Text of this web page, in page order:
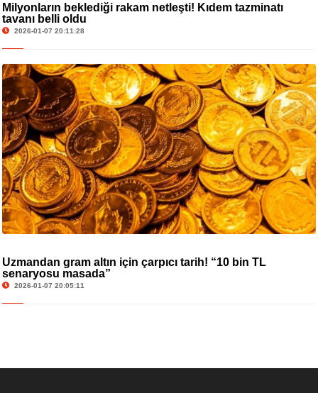
Milyonların beklediği rakam netleşti! Kıdem tazminatı
tavanı belli oldu
2026-01-07 20:11:28
Uzmandan gram altın için çarpıcı tarih! “10 bin TL
senaryosu masada”
2026-01-07 20:05:11